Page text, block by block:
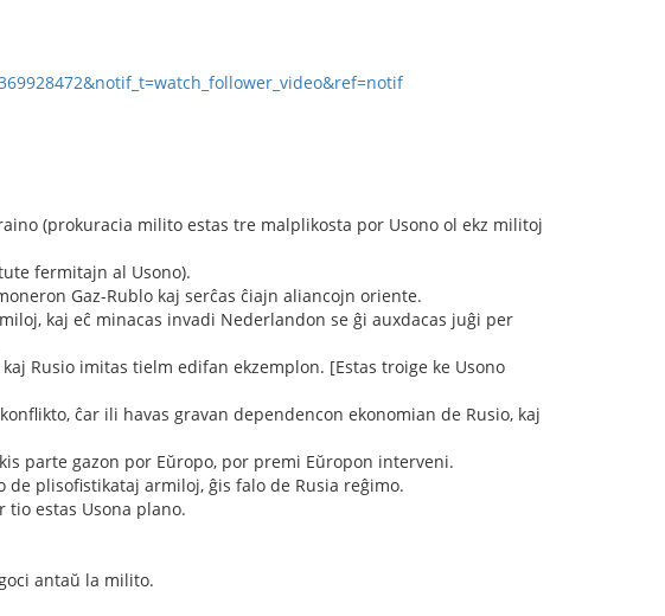
(prokuracia milito estas tre malplikosta por Usono ol ekz militoj
fermitajn al Usono).
Gaz-Rublo kaj serĉas ĉiajn aliancojn oriente.
kaj eĉ minacas invadi Nederlandon se ĝi auxdacas juĝi per
Rusio imitas tielm edifan ekzemplon. [Estas troige ke Usono
ĉar ili havas gravan dependencon ekonomian de Rusio, kaj
parte gazon por Eŭropo, por premi Eŭropon interveni.
de plisofistikataj armiloj, ĝis falo de Rusia reĝimo.
tio estas Usona plano.
antaŭ la milito.